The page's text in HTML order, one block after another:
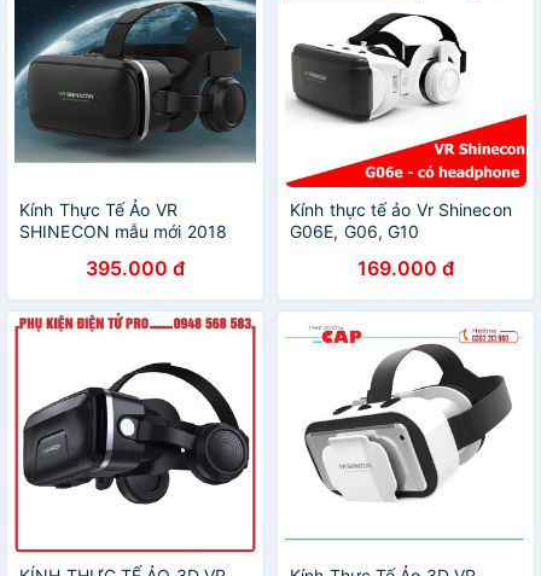
Kính Thực Tế Ảo VR
SHINECON mẫu mới 2018
395.000 đ
Kính thực tế ảo Vr Shinecon
G06E, G06, G10
169.000 đ